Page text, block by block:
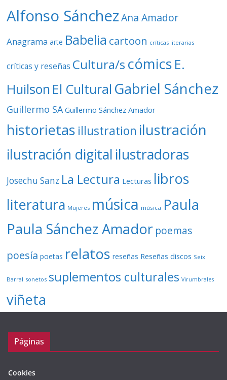
Alfonso Sánchez Ana Amador
Anagrama arte Babelia cartoon críticas literarias
críticas y reseñas Cultura/s cómics E.
Huilson El Cultural Gabriel Sánchez
Guillermo SA Guillermo Sánchez Amador
historietas illustration ilustración
ilustración digital ilustradoras
Josechu Sanz La Lectura Lecturas libros
literatura Mujeres música música Paula
Paula Sánchez Amador poemas
poesía poetas relatos reseñas Reseñas discos Seix
Barral sonetos suplementos culturales Virumbrales
viñeta
Páginas
Cookies